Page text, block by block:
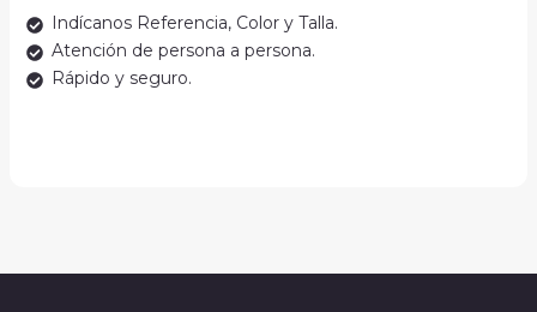
Indícanos Referencia, Color y Talla.
Atención de persona a persona.
Rápido y seguro.